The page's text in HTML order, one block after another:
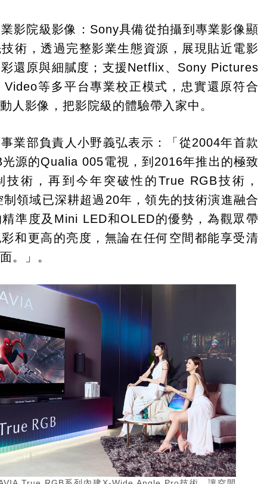
影院級影像：Sony具備從拍攝到專業影像顯
術，透過完整影業生態資源，展現貼近電影
還原與細膩度；支援Netflix、Sony Pictures
等多平台專業校正模式，忠實還原符合
人影像，把影院級的體驗帶入家中。
業部負責人小野義弘表示：「從2004年首款
源的Qualia 005電視，到2016年推出的極致
技術，再到今年突破性的True RGB技術，
領域已深耕超過20年，領先的技術演進融合
準度及Mini LED和OLED的優勢，為觀眾帶
和更高的亮度，無論在任何空間都能享受清
。」。